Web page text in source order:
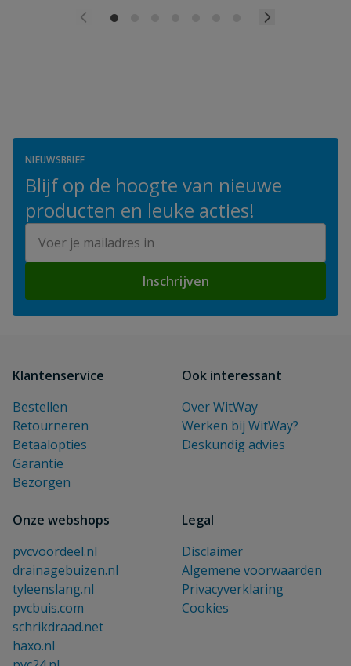
NIEUWSBRIEF
Blijf op de hoogte van nieuwe
producten en leuke acties!
Inschrijven
Klantenservice
Bestellen
Retourneren
Betaalopties
Garantie
Bezorgen
Ook interessant
Over WitWay
Werken bij WitWay?
Deskundig advies
Onze webshops
pvcvoordeel.nl
drainagebuizen.nl
tyleenslang.nl
pvcbuis.com
schrikdraad.net
haxo.nl
Legal
Disclaimer
Algemene voorwaarden
Privacyverklaring
Cookies